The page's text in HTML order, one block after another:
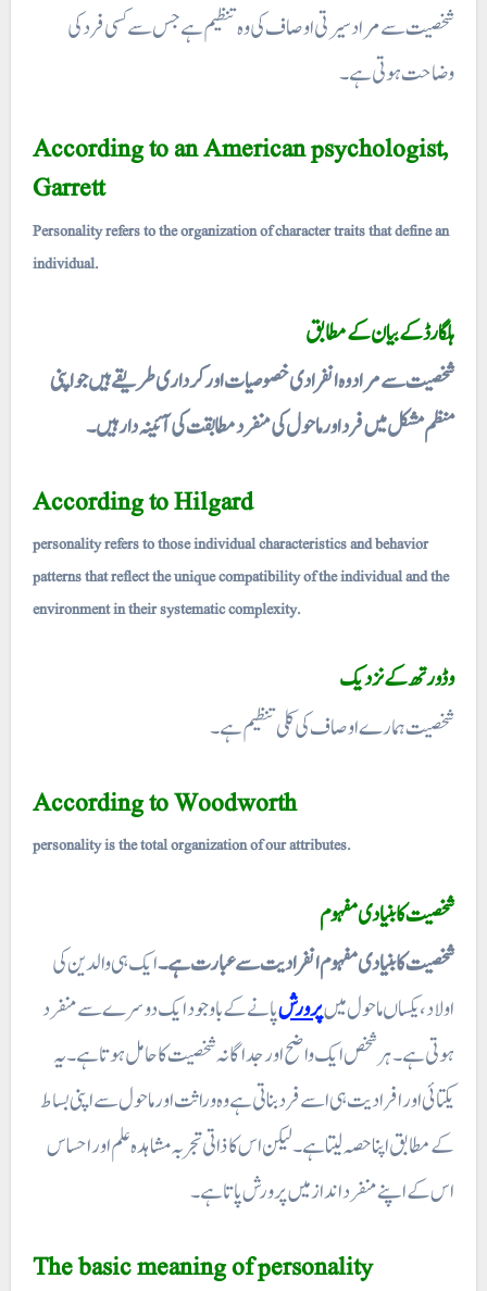
شخصیت سے مراد سیرتی اوصاف کی وہ تنظیم ہے جس سے کسی فرد کی
وضاحت ہوتی ہے۔
According to an American psychologist,
Garrett
Personality refers to the organization of character traits that define an
individual.
ہلگارڈ کے بیان کے مطابق
شخصیت سے مراد وہ انفرادی خصوصیات اور کرداری طریقے ہیں جو اپنی
منظم مشکل میں فرد اور ماحول کی منفردمطابقت کی آئینہ دار ہیں۔
According to Hilgard
personality refers to those individual characteristics and behavior
patterns that reflect the unique compatibility of the individual and the
environment in their systematic complexity.
وڈورتھ کے نزدیک
شخصیت ہمارے اوصاف کی کلی تنظیم ہے۔
According to Woodworth
personality is the total organization of our attributes.
شخصیت کا بنیادی مفہوم
شخصیت کا بنیادی مفہوم انفرادیت سے عبارت ہے۔ایک ہی والدین کی
اولاد، یکساں ماحول میںپرورشپانے کے باوجود ایک دوسرے سے منفرد
ہوتی ہے۔ ہر شخص ایک واضح اور جداگانہ شخصیت کا حامل ہوتا ہے۔ یہ
یکتائی اور افرادیت ہی اسے فرد بناتی ہے وہ وراثت اور ماحول سے اپنی بساط
کے مطابق اپنا حصہ لیتا ہے۔ لیکن اس کا ذاتی تجربہ مشاہدہ علم اور احساس
اس کے اپنے منفرد انداز میں پرورش پاتا ہے۔
The basic meaning of personality